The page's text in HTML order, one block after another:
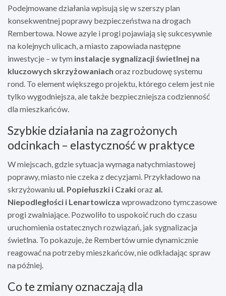
Podejmowane działania wpisują się w szerszy plan
konsekwentnej poprawy bezpieczeństwa na drogach
Rembertowa. Nowe azyle i progi pojawiają się sukcesywnie
na kolejnych ulicach, a miasto zapowiada następne
inwestycje – w tym instalacje sygnalizacji świetlnej na
kluczowych skrzyżowaniach oraz rozbudowę systemu
rond. To element większego projektu, którego celem jest nie
tylko wygodniejsza, ale także bezpieczniejsza codzienność
dla mieszkańców.
Szybkie działania na zagrożonych
odcinkach – elastyczność w praktyce
W miejscach, gdzie sytuacja wymaga natychmiastowej
poprawy, miasto nie czeka z decyzjami. Przykładowo na
skrzyżowaniu ul. Popiełuszki i Czakioraz al.
Niepodległości i Lenartowicza wprowadzono tymczasowe
progi zwalniające. Pozwoliło to uspokoić ruch do czasu
uruchomienia ostatecznych rozwiązań, jak sygnalizacja
świetlna. To pokazuje, że Rembertów umie dynamicznie
reagować na potrzeby mieszkańców, nie odkładając spraw
na później.
Co te zmiany oznaczają dla